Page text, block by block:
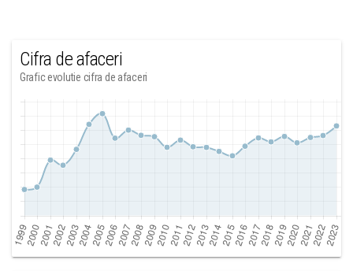
Cifra de afaceri
Grafic evolutie cifra de afaceri